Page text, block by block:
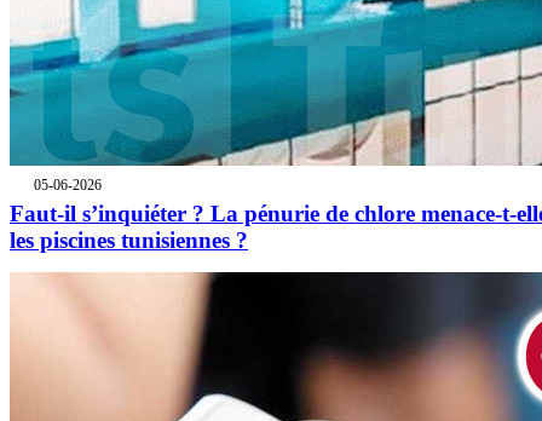
05-06-2026
Faut-il s’inquiéter ? La pénurie de chlore menace-t-
les piscines tunisiennes ?